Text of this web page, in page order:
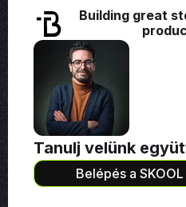
Building great
Tanulj velünk
Belépés a